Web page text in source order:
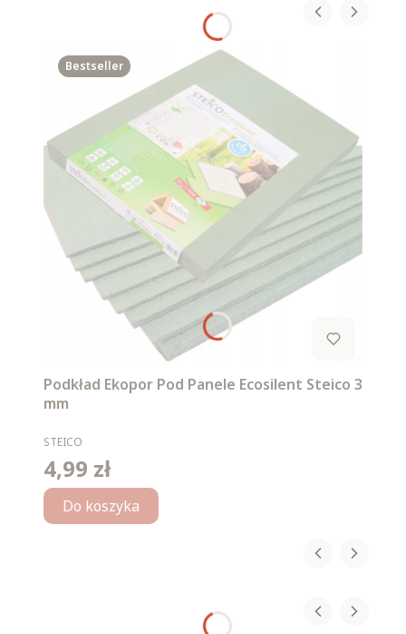
Bestseller
Podkład Ekopor Pod Panele Ecosilent Steico 3
mm
PRODUCENT
STEICO
Cena
4,99 zł
Do koszyka